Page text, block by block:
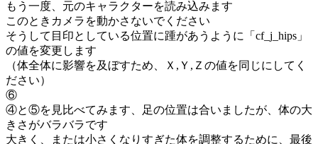
もう一度、元のキャラクターを読み込みます
このときカメラを動かさないでください
そうして目印としている位置に踵があうように「cf_j_hips」
の値を変更します
（体全体に影響を及ぼすため、Ｘ,Ｙ,Ｚの値を同じにしてく
ださい）
⑥
④と⑤を見比べてみます、足の位置は合いましたが、体の大
きさがバラバラです
大きく、または小さくなりすぎた体を調整するために、最後